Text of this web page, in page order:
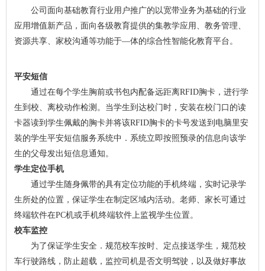
公司面向基础教育行业用户推广的以宽带业务为基础的行业
应用增值新产品，面向各级教育提供的集教学应用、教务管理、
资源共享、家校沟通等功能于—体的综合性智能化教育平台。
平安短信
通过在每个学生胸前或书包内配备远距离RFID胸卡，进行学
生到校、离校动作检测。当学生到达校门时，安装在校门口的读
卡器读到学生佩戴的胸卡并将该RFID胸卡的卡号发送到电脑里安
装的学生平安短信服务系统中．系统立即按照预录的信息向该学
生的父母发出短信息通知。
学生定位手机
通过学生随身佩带的具有定位功能的手机终端，实时记录学
生所处的位置，保证学生在制定区域内活动。老师、家长可通过
终端软件在PC机或手机终端软件上监视学生位置。
校车监控
为了保证学生安全．规范校车按时、定点接送学生，规范校
车行驶路线，防止超载，监控司机是否文明驾驶，以及做好事故